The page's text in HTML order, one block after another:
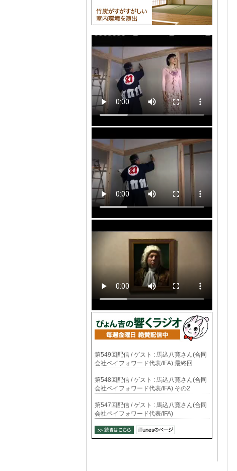
第549回配信 / ゲスト : 馬込八寛さん(合同
会社ペイフォワード代表/IFA) 最終回
第548回配信 / ゲスト : 馬込八寛さん(合同
会社ペイフォワード代表/IFA) その2
第547回配信 / ゲスト : 馬込八寛さん(合同
会社ペイフォワード代表/IFA)